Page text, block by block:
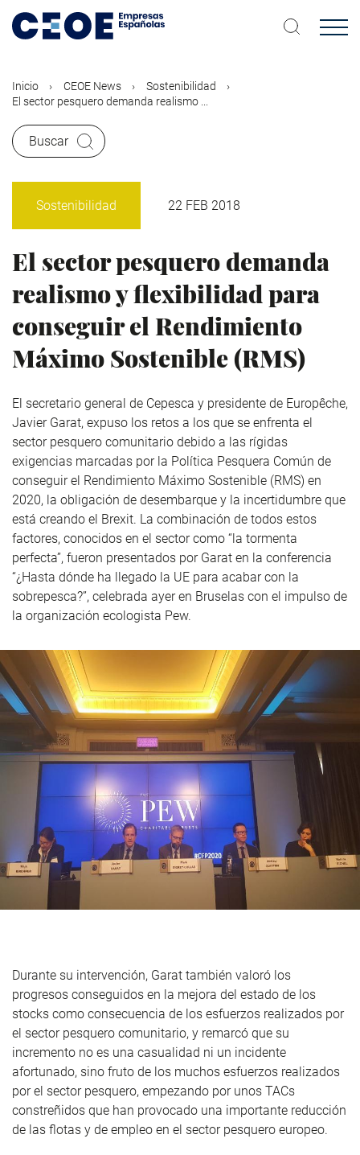
contenido
Inicio CEOE News
Sostenibilidad
El sector pesquero demanda realismo ...
Buscar
Sostenibilidad 22 FEB 2018
El sector pesquero demanda
realismo y flexibilidad para
conseguir el Rendimiento
Máximo Sostenible (RMS)
El secretario general de Cepesca y presidente de Europêche,
Javier Garat, expuso los retos a los que se enfrenta el
sector pesquero comunitario debido a las rígidas
exigencias marcadas por la Política Pesquera Común de
conseguir el Rendimiento Máximo Sostenible (RMS) en
2020, la obligación de desembarque y la incertidumbre que
está creando el Brexit. La combinación de todos estos
factores, conocidos en el sector como “la tormenta
perfecta”, fueron presentados por Garat en la conferencia
“¿Hasta dónde ha llegado la UE para acabar con la
sobrepesca?”, celebrada ayer en Bruselas con el impulso de
la organización ecologista Pew.
Durante su intervención, Garat también valoró los
progresos conseguidos en la mejora del estado de los
stocks como consecuencia de los esfuerzos realizados por
el sector pesquero comunitario, y remarcó que su
incremento no es una casualidad ni un incidente
afortunado, sino fruto de los muchos esfuerzos realizados
por el sector pesquero, empezando por unos TACs
constreñidos que han provocado una importante reducción
de las flotas y de empleo en el sector pesquero europeo.